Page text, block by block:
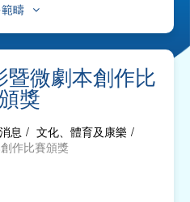
疇
微劇本創作比
獎
息 / 文化、體育及康樂 /
作比賽頒獎